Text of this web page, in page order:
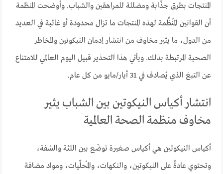
المنتجات بطرق جذّابة ومضللة للمراهقين والشباب. وأوضحت المنظمة
أن القوانين المُنظِّمة لهذه المنتجات ما تزال محدودة أو غائبة في العديد
من الدول، ما يثير مخاوف من انتشار إدمان النيكوتين والمخاطر
الصحية المرتبطة بذلك. ويأتي هذا التحذير قبيل اليوم العالمي للامتناع
عن التبغ الذي يُصادف في 31 أيار/مايو من كل عام.
انتشار أكياس النيكوتين بين الشباب يثير
مخاوف منظمة الصحة العالمية
أكياس النيكوتين هي أكياس صغيرة توضَع بين اللثة والشفة،
وتحتوي عادةً على النيكوتين، والنكهات، والمُحلِّيات، ومواد مضافة